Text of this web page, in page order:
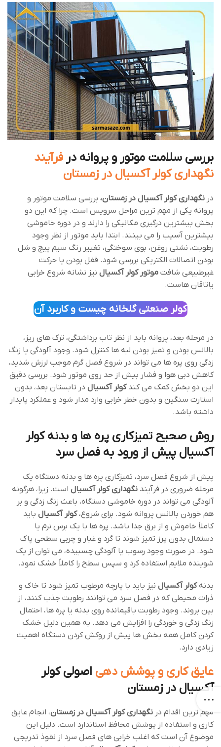
بررسی سلامت موتور و پروانه درفرآیند
نگهداری کولر آکسیال در زمستان
در نگهداری کولر آکسیال در زمستان، بررسی سلامت موتور و
پروانه یکی از مهم‌ ترین مراحل سرویس است. چرا که این دو
بخش بیشترین درگیری مکانیکی را دارند و در دوره خاموشی
بیشترین آسیب را می ‌بینند. ابتدا باید موتور از نظر وجود
رطوبت، نشتی روغن، بوی سوختگی، تغییر رنگ سیم‌ پیچ و شل
بودن اتصالات الکتریکی بررسی شود. قفل بودن یا حرکت
غیرطبیعی شافت موتور کولر آکسیال نیز نشانه شروع خرابی
یاتاقان ‌هاست.
کولر صنعتی گلخانه چیست و کاربرد آن
در مرحله بعد، پروانه باید از نظر تاب ‌برداشتگی، ترک‌ های ریز،
بالانس بودن و تمیز بودن لبه ‌ها کنترل شود. وجود آلودگی یا زنگ‌
زدگی روی پره‌ ها می‌ تواند در شروع فصل گرم موجب لرزش شدید،
کاهش دبی هوا و فشار بیش از حد روی موتور شود. بررسی دقیق
این دو بخش کمک می ‌کندکولر آکسیال در تابستان بعد، بدون
استارت سنگین و بدون خطر خرابی وارد مدار شود و عملکرد پایدار
داشته باشد.
روش صحیح تمیزکاری پره ‌ها و بدنه کولر
آکسیال پیش از ورود به فصل سرد
پیش از شروع فصل سرد، تمیزکاری پره ‌ها و بدنه دستگاه یک
مرحله ضروری در فرآیند نگهداری کولر آکسیال است. زیرا، هرگونه
آلودگی می ‌تواند در دوره خاموشی دستگاه، باعث زنگ ‌زدگی و بر
هم خوردن بالانس پروانه شود. برای شروع،کولر آکسیال باید
کاملاً خاموش و از برق جدا باشد. پره ‌ها با یک برس نرم یا
دستمال بدون پرز تمیز شوند تا گرد و غبار و چربی سطحی پاک
شود. در صورت وجود رسوب یا آلودگی چسبیده، می ‌توان از یک
شوینده ملایم استفاده کرد و سپس سطح را کاملاً خشک نمود.
بدنهکولر آکسیال نیز باید با پارچه مرطوب تمیز شود تا خاک و
ذرات محیطی که در فصل سرد می ‌توانند رطوبت جذب کنند، از
بین بروند. وجود رطوبت باقیمانده روی بدنه یا پره ‌ها، احتمال
زنگ ‌زدگی و خوردگی را افزایش می ‌دهد. به همین دلیل خشک
‌کردن کامل همه بخش ‌ها پیش از روکش کردن دستگاه اهمیت
زیادی دارد.
عایق ‌کاری و پوشش‌ دهی اصولی کولر
آکسیال در زمستان
مهم ‌ترین اقدام در نگهداری کولر آکسیال در زمستان، انجام عایق
‌کاری و استفاده از پوشش محافظ استاندارد است. دلیل این
موضوع آن است که اغلب خرابی ‌های فصل سرد از نفوذ تدریجی